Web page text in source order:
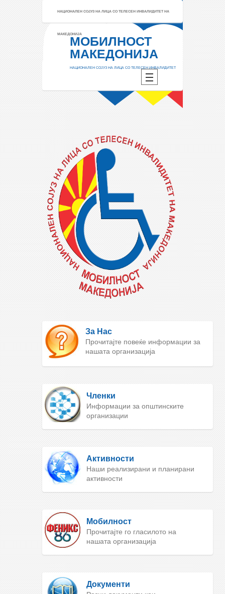
НАЦИОНАЛЕН СОЈУЗ НА ЛИЦА СО ТЕЛЕСЕН ИНВАЛИДИТЕТ НА
МАКЕДОНИЈА
МОБИЛНОСТ
МАКЕДОНИЈА
НАЦИОНАЛЕН СОЈУЗ НА ЛИЦА СО ТЕЛЕСЕН ИНВАЛИДИТЕТ
За Нас
Прочитајте повеќе информации за
нашата организација
Членки
Информации за општинските
организации
Активности
Наши реализирани и планирани
активности
Мобилност
Прочитајте го гласилото на
нашата организација
Документи